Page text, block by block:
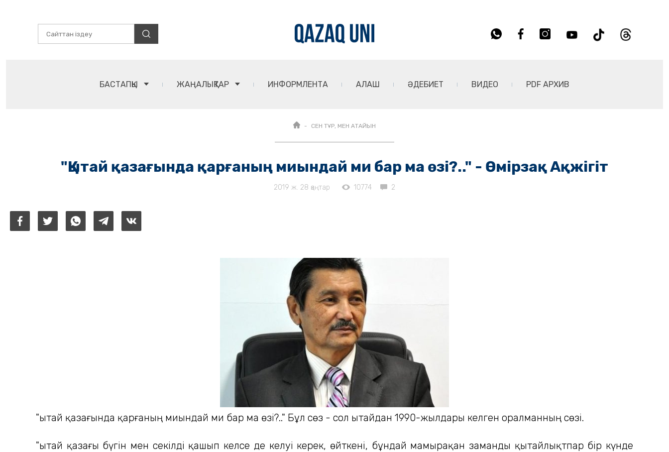
БАСТАПҚЫ ЖАҢАЛЫҚТАР ИНФОРМЛЕНТА АЛАШ ӘДЕБИЕТ ВИДЕО PDF АРХИВ
СЕН ТҰР, МЕН АТАЙЫН
"Қытай қазағында қарғаның миындай ми бар ма өзі?.." - Өмірзақ Ақжігіт
2019 ж. 28 қаңтар 10774 2
"Қытай қазағында қарғаның миындай ми бар ма өзі?.." Бұл сөз - сол Қытайдан 1990-жылдары келген оралманның сөзі.
"Қытай қазағы бүгін мен секілді қашып келсе де келуі керек, өйткені, бұндай мамырақан заманды қытайлықтпар бір күнде